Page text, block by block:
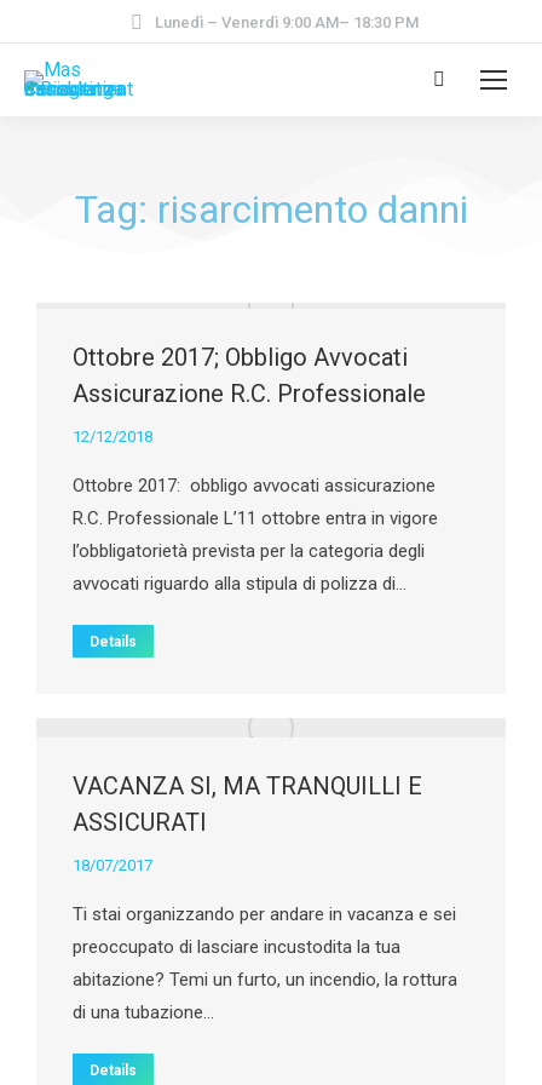
Lunedì – Venerdì 9:00 AM– 18:30 PM
Tag: risarcimento danni
Ottobre 2017; Obbligo Avvocati
Assicurazione R.C. Professionale
12/12/2018
Ottobre 2017: obbligo avvocati assicurazione
R.C. Professionale L’11 ottobre entra in vigore
l’obbligatorietà prevista per la categoria degli
avvocati riguardo alla stipula di polizza di…
Details
VACANZA SI, MA TRANQUILLI E
ASSICURATI
18/07/2017
Ti stai organizzando per andare in vacanza e sei
preoccupato di lasciare incustodita la tua
abitazione? Temi un furto, un incendio, la rottura
di una tubazione…
Details